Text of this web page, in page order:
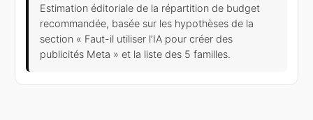
Estimation éditoriale de la répartition de budget
recommandée, basée sur les hypothèses de la
section « Faut-il utiliser l’IA pour créer des
publicités Meta » et la liste des 5 familles.